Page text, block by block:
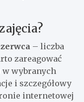
– liczba
zareagować
w wybranych
i szczegółowy
internetowej